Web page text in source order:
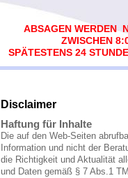
ABSAGEN WERDEN
ZWISCHEN
SPÄTESTENS 24
Disclaimer
Haftung für Inhalte
Die auf den Web-Seiten
Information und nicht der
die Richtigkeit und Aktualität
und Daten gemäß § 7 Abs.1